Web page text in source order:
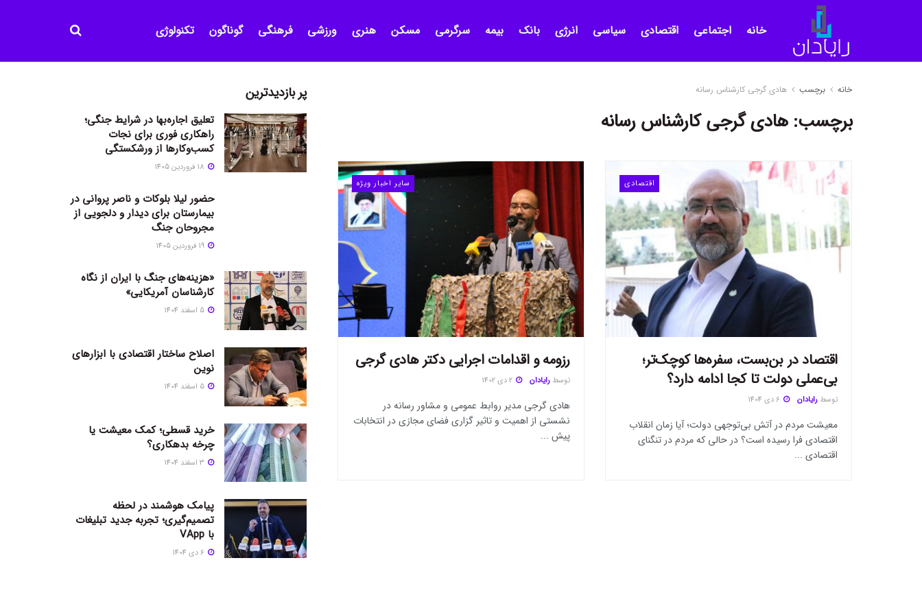
خانه اجتماعی اقتصادی سیاسی انرژی بانک بیمه سرگرمی مسکن هنری ورزشی فرهنگی گوناگون تکنولوژی
خانه برچسب هادی گرجی کارشناس رسانه
برچسب:هادی گرجی کارشناس رسانه
اقتصادی
اقتصاد در بن‌بست، سفره‌ها کوچک‌تر؛
بی‌عملی دولت تا کجا ادامه دارد؟
توسط رایادان
معیشت مردم در آتش بی‌توجهی دولت؛ آیا زمان انقلاب
اقتصادی فرا رسیده است؟ در حالی که مردم در تنگنای
اقتصادی ...
سایر اخبار ویژه
رزومه و اقدامات اجرایی دکتر هادی گرجی
توسط رایادان
هادی گرجی مدیر روابط عمومی و مشاور رسانه در
نشستی از اهمیت و تاثیر گزاری فضای مجازی در انتخابات
پیش ...
پر بازدیدترین
تعلیق اجاره‌بها در شرایط جنگی؛
راهکاری فوری برای نجات
کسب‌وکارها از ورشکستگی
حضور لیلا بلوکات و ناصر پروانی در
بیمارستان برای دیدار و دلجویی از
مجروحان جنگ
«هزینه‌های جنگ با ایران از نگاه
کارشناسان آمریکایی»
اصلاح ساختار اقتصادی با ابزارهای
نوین
خرید قسطی؛ کمک معیشت یا
چرخه بدهکاری؟
پیامک هوشمند در لحظه
تصمیم‌گیری؛ تجربه جدید تبلیغات
با VApp